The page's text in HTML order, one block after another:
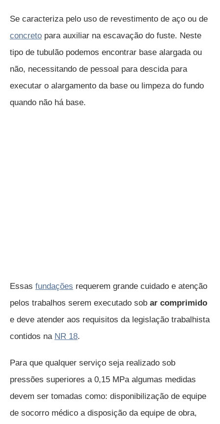
Se caracteriza pelo uso de revestimento de aço ou de
concreto para auxiliar na escavação do fuste. Neste
tipo de tubulão podemos encontrar base alargada ou
não, necessitando de pessoal para descida para
executar o alargamento da base ou limpeza do fundo
quando não há base.
Essas fundações requerem grande cuidado e atenção
pelos trabalhos serem executado sob ar comprimido
e deve atender aos requisitos da legislação trabalhista
contidos na NR 18.
Para que qualquer serviço seja realizado sob
pressões superiores a 0,15 MPa algumas medidas
devem ser tomadas como: disponibilização de equipe
de socorro médico a disposição da equipe de obra,